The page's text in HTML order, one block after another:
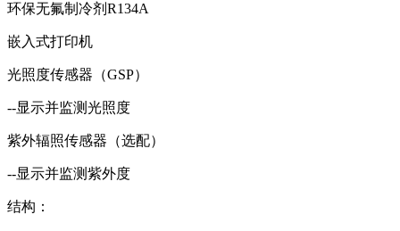
环保无氟制冷剂R134A
嵌入式打印机
光照度传感器（GSP）
--显示并监测光照度
紫外辐照传感器（选配）
--显示并监测紫外度
结构：